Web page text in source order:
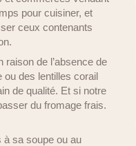
pour cuisiner, et
ceux contenants
de l’absence de
ou des lentilles corail
de qualité. Et si notre
du fromage frais.
à sa soupe ou au